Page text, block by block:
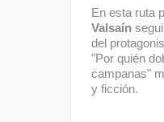
En esta ruta
Valsaín
del
"Por quién
campanas"
y ficción.